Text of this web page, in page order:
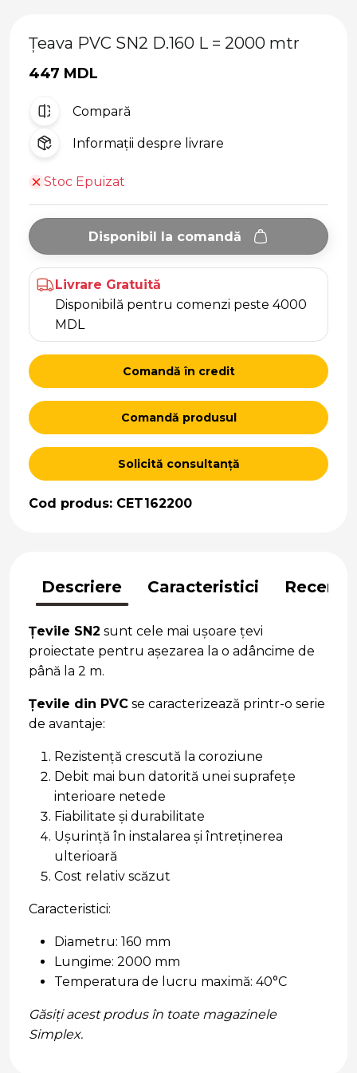
Țeava PVC SN2 D.160 L = 2000 mtr
447 MDL
Compară
Informații despre livrare
Stoc Epuizat
Disponibil la comandă
Livrare Gratuită
Disponibilă pentru comenzi peste 4000
MDL
Comandă în credit
Comandă produsul
Solicită consultanță
Cod produs: CET162200
Descriere Caracteristici
Țevile SN2 sunt cele mai ușoare țevi
proiectate pentru așezarea la o adâncime de
până la 2 m.
Țevile din PVC se caracterizează printr-o serie
de avantaje:
Rezistență crescută la coroziune
Debit mai bun datorită unei suprafețe
interioare netede
Fiabilitate și durabilitate
Ușurință în instalarea și întreținerea
ulterioară
Cost relativ scăzut
Caracteristici:
Diametru: 160 mm
Lungime: 2000 mm
Temperatura de lucru maximă: 40°C
Găsiți acest produs în toate magazinele
Simplex.